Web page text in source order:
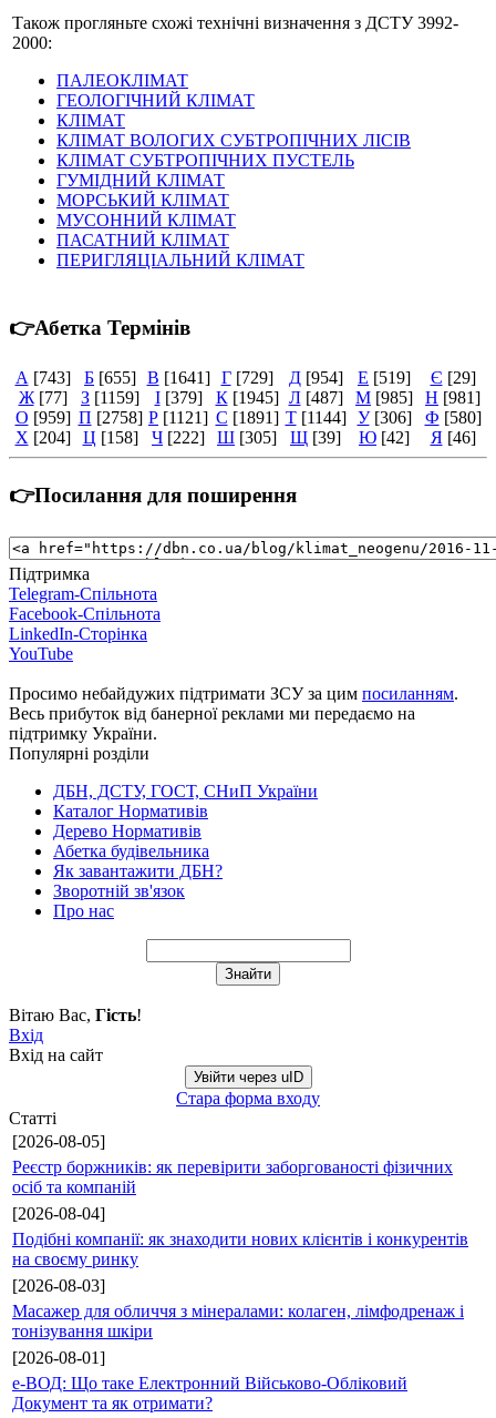
Також прогляньте схожі технічні визначення з ДСТУ 3992-
2000:
ПАЛЕОКЛІМАТ
ГЕОЛОГІЧНИЙ КЛІМАТ
КЛІМАТ
КЛІМАТ ВОЛОГИХ СУБТРОПІЧНИХ ЛІСІВ
КЛІМАТ СУБТРОПІЧНИХ ПУСТЕЛЬ
ГУМІДНИЙ КЛІМАТ
МОРСЬКИЙ КЛІМАТ
МУСОННИЙ КЛІМАТ
ПАСАТНИЙ КЛІМАТ
ПЕРИГЛЯЦІАЛЬНИЙ КЛІМАТ
👉Абетка Термінів
А [743] Б [655] В [1641] Г [729] Д [954] Е [519] Є [29]
Ж [77] З [1159] І [379] К [1945] Л [487] М [985] Н [981]
О [959] П [2758] Р [1121] С [1891] Т [1144] У [306] Ф [580]
Х [204] Ц [158] Ч [222] Ш [305] Щ [39] Ю [42] Я [46]
👉Посилання для поширення
Підтримка
Telegram-Спільнота
Facebook-Спільнота
LinkedIn-Сторінка
YouTube
Просимо небайдужих підтримати ЗСУ за цим посиланням.
Весь прибуток від банерної реклами ми передаємо на
підтримку України.
Популярні розділи
ДБН, ДСТУ, ГОСТ, СНиП України
Каталог Нормативів
Дерево Нормативів
Абетка будівельника
Як завантажити ДБН?
Зворотній зв'язок
Про нас
Вітаю Вас, Гість!
Вхід
Вхід на сайт
Увійти через uID
Стара форма входу
Статті
[2026-08-05]
Реєстр боржників: як перевірити заборгованості фізичних
осіб та компаній
[2026-08-04]
Подібні компанії: як знаходити нових клієнтів і конкурентів
на своєму ринку
[2026-08-03]
Масажер для обличчя з мінералами: колаген, лімфодренаж і
тонізування шкіри
[2026-08-01]
е-ВОД: Що таке Електронний Військово-Обліковий
Документ та як отримати?